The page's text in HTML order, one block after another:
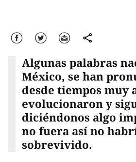
Facebook Twitter Correo comparte
Algunas palabras
México, se han
desde tiempos muy
evolucionaron y
diciéndonos algo
no fuera así no
sobrevivido.